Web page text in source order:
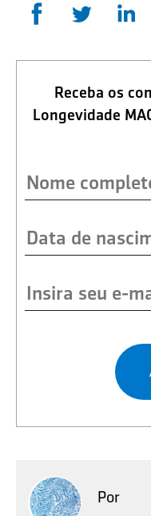
Receba os
Longevidade
Por